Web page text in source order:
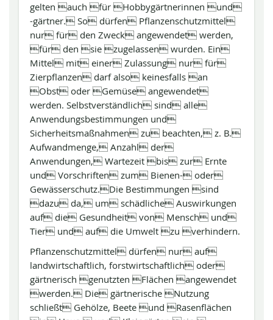
gelten auch für Hobbygärtnerinnen und
-gärtner. So dürfen Pflanzenschutzmittel
nur für den Zweck angewendet werden,
für den sie zugelassen wurden. Ein
Mittel mit einer Zulassung nur für
Zierpflanzen darf also keinesfalls an
Obst oder Gemüse angewendet
werden. Selbstverständlich sind alle
Anwendungsbestimmungen und
Sicherheitsmaßnahmen zu beachten, z. B.
Aufwandmenge, Anzahl der
Anwendungen, Wartezeit bis zur Ernte
und Vorschriften zum Bienen- oder
Gewässerschutz.Die Bestimmungen sind
dazu da, um schädliche Auswirkungen
auf die Gesundheit von Mensch und
Tier und auf die Umwelt zu verhindern.
Pflanzenschutzmittel dürfen nur auf
landwirtschaftlich, forstwirtschaftlich oder
gärtnerisch genutzten Flächen angewendet
werden. Die gärtnerische Nutzung
schließt Gehölze, Beete und Rasenflächen